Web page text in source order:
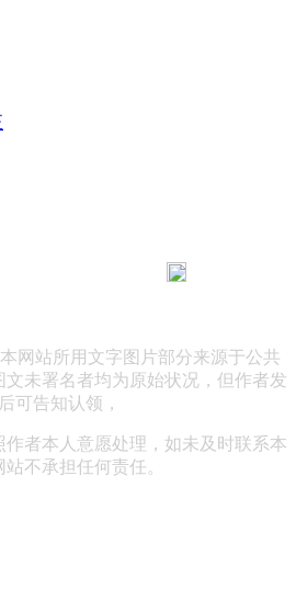
网站所用文字图片部分来源于公共
文未署名者均为原始状况，但作者发
可告知认领，
者本人意愿处理，如未及时联系本
站不承担任何责任。